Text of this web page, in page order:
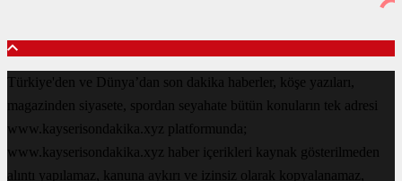
Türkiye'den ve Dünya’dan son dakika haberler, köşe yazıları,
magazinden siyasete, spordan seyahate bütün konuların tek adresi
www.kayserisondakika.xyz platformunda;
www.kayserisondakika.xyz haber içerikleri kaynak gösterilmeden
alıntı yapılamaz, kanuna aykırı ve izinsiz olarak kopyalanamaz,